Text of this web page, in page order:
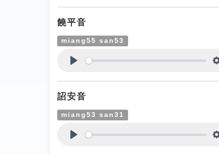
饒平音
miang55 san53
詔安音
miang53 san31